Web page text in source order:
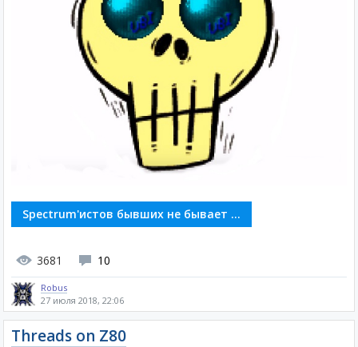
Spectrum'истов бывших не бывает ...
3681 10
Robus
27 июля 2018, 22:06
Threads on Z80